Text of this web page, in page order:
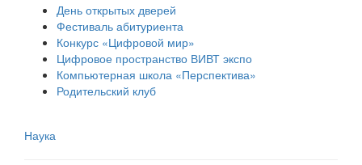
День открытых дверей
Фестиваль абитуриента
Конкурс «Цифровой мир»
Цифровое пространство ВИВТ экспо
Компьютерная школа «Перспектива»
Родительский клуб
Наука